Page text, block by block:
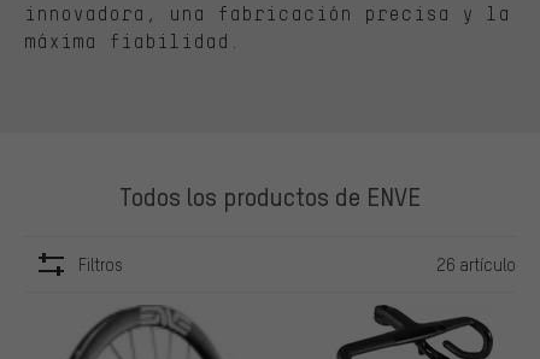
innovadora, una fabricación precisa y la
máxima fiabilidad.
Todos los productos de ENVE
Filtros 26 artículo